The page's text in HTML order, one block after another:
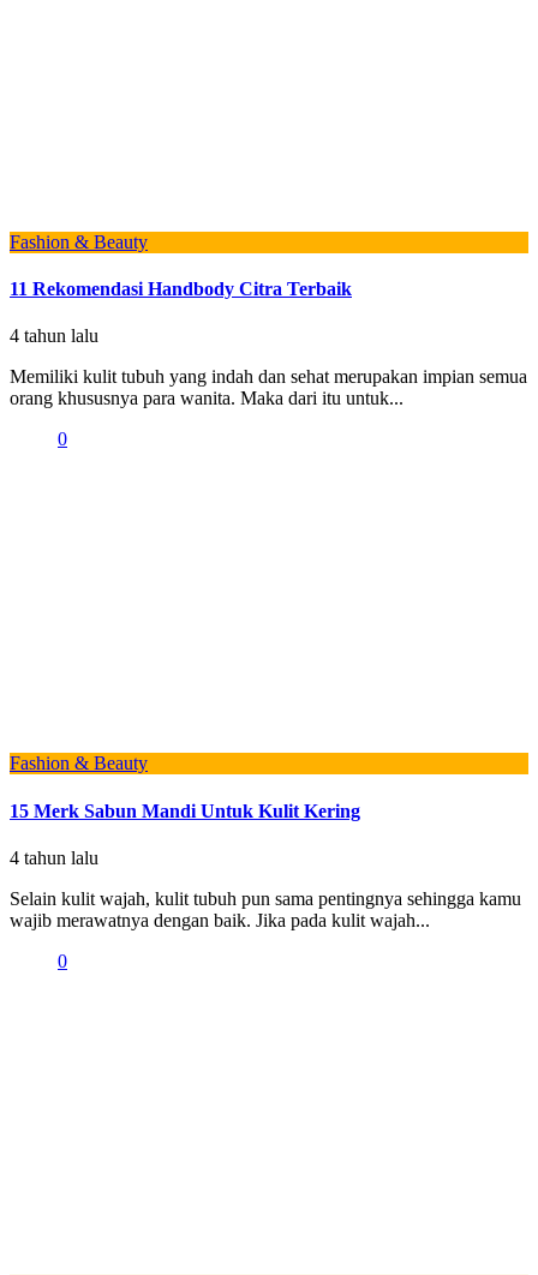
Fashion & Beauty
11 Rekomendasi Handbody Citra Terbaik
4 tahun lalu
Memiliki kulit tubuh yang indah dan sehat merupakan impian semua
orang khususnya para wanita. Maka dari itu untuk...
0
Fashion & Beauty
15 Merk Sabun Mandi Untuk Kulit Kering
4 tahun lalu
Selain kulit wajah, kulit tubuh pun sama pentingnya sehingga kamu
wajib merawatnya dengan baik. Jika pada kulit wajah...
0